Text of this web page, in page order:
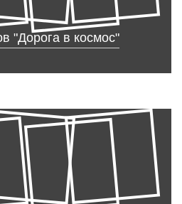
"Дорога в космос"